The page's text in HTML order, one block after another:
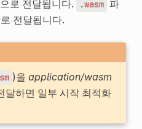
으로 전달됩니다. .wasm 파
전달됩니다.
)을 application/wasm
하면 일부 시작 최적화